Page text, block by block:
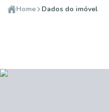
Home Dados do imóvel